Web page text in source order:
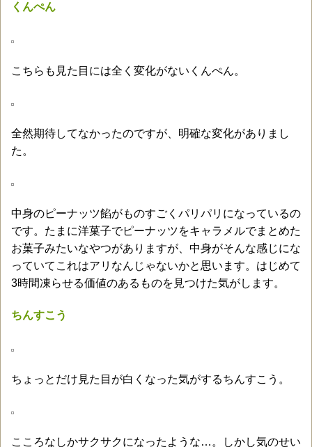
くんぺん
こちらも見た目には全く変化がないくんぺん。
全然期待してなかったのですが、明確な変化がありまし
た。
中身のピーナッツ餡がものすごくパリパリになっているの
です。たまに洋菓子でピーナッツをキャラメルでまとめた
お菓子みたいなやつがありますが、中身がそんな感じにな
っていてこれはアリなんじゃないかと思います。はじめて
3時間凍らせる価値のあるものを見つけた気がします。
ちんすこう
ちょっとだけ見た目が白くなった気がするちんすこう。
こころなしかサクサクになったような…。しかし気のせい